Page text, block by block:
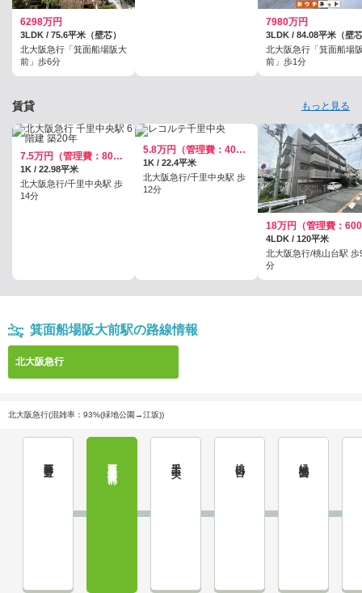
6298万円
3LDK / 75.6平米（壁芯）
北大阪急行「箕面船場阪大
前」歩6分
7980万円
3LDK / 84.08平米（壁
北大阪急行「箕面船場
前」歩1分
賃貸 もっと見る
7.5万円（管理費：8000円）
1K / 22.98平米
北大阪急行/千里中央駅 歩
14分
5.8万円（管理費：4000円）
1K / 22.4平米
北大阪急行/千里中央駅 歩
12分
4LDK / 120平米
北大阪急行/桃山台駅 歩
分
箕面船場阪大前駅の路線情報
北大阪急行
北大阪急行(混雑率：93%(緑地公園→江坂))
箕面船場阪大前